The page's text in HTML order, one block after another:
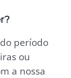
período
ou
a nossa